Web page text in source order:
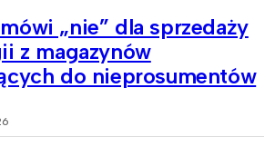
„nie” dla sprzedaży
z magazynów
do nieprosumentów